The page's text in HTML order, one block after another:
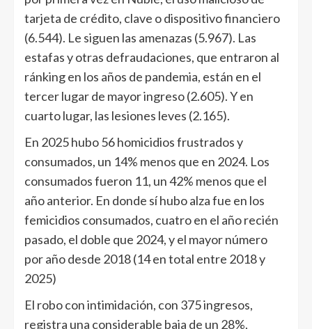
tarjeta de crédito, clave o dispositivo financiero
(6.544). Le siguen las amenazas (5.967). Las
estafas y otras defraudaciones, que entraron al
ránking en los años de pandemia, están en el
tercer lugar de mayor ingreso (2.605). Y en
cuarto lugar, las lesiones leves (2.165).
En 2025 hubo 56 homicidios frustrados y
consumados, un 14% menos que en 2024. Los
consumados fueron 11, un 42% menos que el
año anterior. En donde sí hubo alza fue en los
femicidios consumados, cuatro en el año recién
pasado, el doble que 2024, y el mayor número
por año desde 2018 (14 en total entre 2018 y
2025)
El robo con intimidación, con 375 ingresos,
registra una considerable baja de un 28%,